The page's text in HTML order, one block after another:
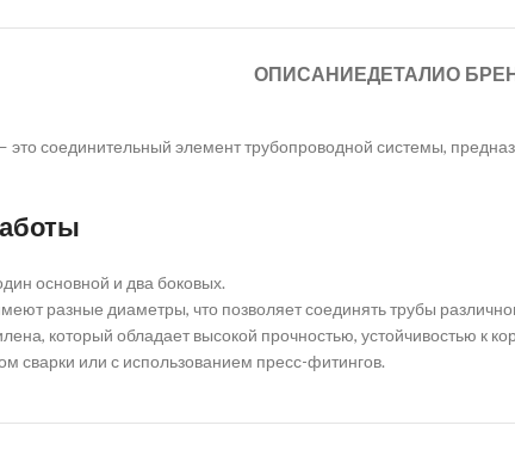
ОПИСАНИЕДЕТАЛИО
это соединительный элемент трубопроводной системы,
основной и два боковых.
разные диаметры, что позволяет соединять трубы
который обладает высокой прочностью, устойчивостью к
сварки или с использованием пресс-фитингов.